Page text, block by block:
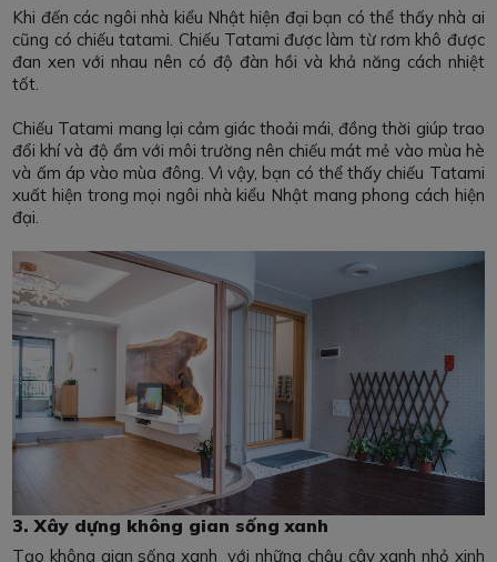
Khi đến các ngôi nhà kiểu Nhật hiện đại bạn có thể thấy nhà ai
cũng có chiếu tatami. Chiếu Tatami được làm từ rơm khô được
đan xen với nhau nên có độ đàn hồi và khả năng cách nhiệt
tốt.
Chiếu Tatami mang lại cảm giác thoải mái, đồng thời giúp trao
đổi khí và độ ẩm với môi trường nên chiếu mát mẻ vào mùa hè
và ấm áp vào mùa đông. Vì vậy, bạn có thể thấy chiếu Tatami
xuất hiện trong mọi ngôi nhà kiểu Nhật mang phong cách hiện
đại.
3. Xây dựng không gian sống xanh
Tạo không gian sống xanh với những chậu cây xanh nhỏ xinh